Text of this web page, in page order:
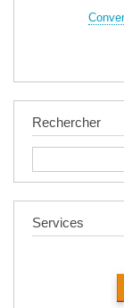
Rechercher
Services